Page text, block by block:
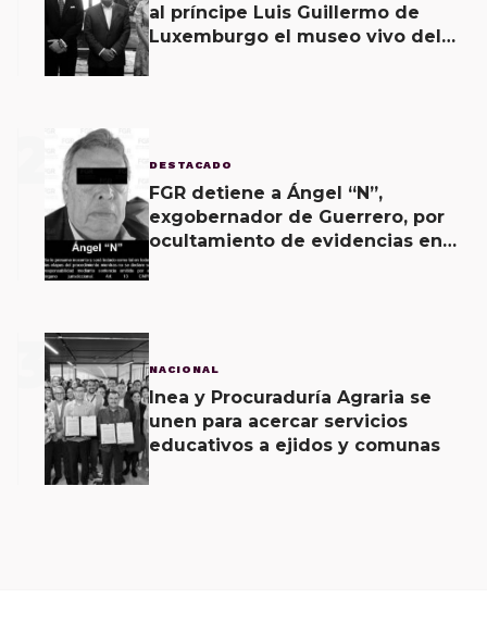
al príncipe Luis Guillermo de
Luxemburgo el museo vivo del
DESTACADO
FGR detiene a Ángel “N”,
exgobernador de Guerrero, por
ocultamiento de evidencias en
3 NACIONAL
Inea y Procuraduría Agraria se
unen para acercar servicios
educativos a ejidos y comunas